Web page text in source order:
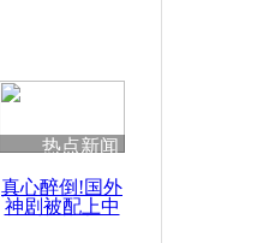
热点新闻
真心醉倒!国外
神剧被配上中